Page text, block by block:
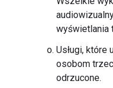
wyświetlania
Usługi, które
osobom
odrzucone.